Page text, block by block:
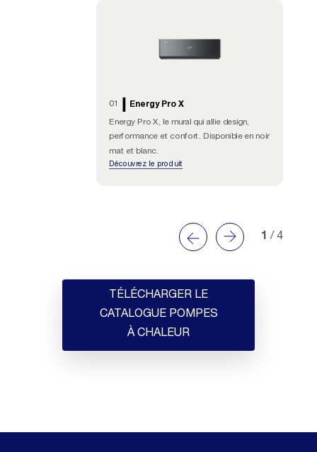
01 Energy Pro X
Energy Pro X, le mural qui allie design,
performance et confort. Disponible en noir
mat et blanc.
Découvrez le produit
1 / 4
TÉLÉCHARGER LE
CATALOGUE POMPES
À CHALEUR